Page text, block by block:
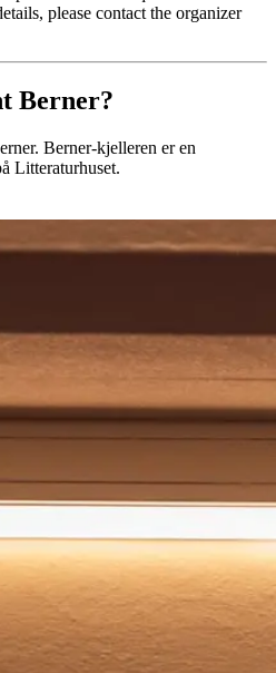
please contact the organizer
Berner?
Berner-kjelleren er en
Litteraturhuset.